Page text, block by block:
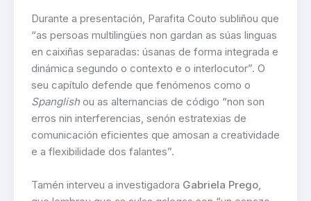
Durante a presentación, Parafita Couto subliñou que
“as persoas multilingües non gardan as súas linguas
en caixiñas separadas: úsanas de forma integrada e
dinámica segundo o contexto e o interlocutor”. O
seu capítulo defende que fenómenos como o
Spanglish ou as alternancias de código “non son
erros nin interferencias, senón estratexias de
comunicación eficientes que amosan a creatividade
e a flexibilidade dos falantes”.
Tamén interveu a investigadora Gabriela Prego